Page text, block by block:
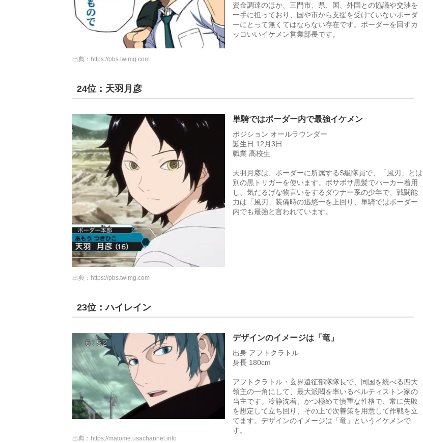
資金調達のほか、三門市、県、国、外国との協議や交渉を
一手に担っており、国や市から支援を受けていないボーダ
ーにとって無くてはならない存在です。ボーダーを回すカ
ッコいいイケメン営業部長です。
出典： https://pbs.twimg.com
24位：天羽月彦
単騎ではボーダー内で最強イケメン
ポジション オールラウンダー
誕生日 12月3日
職業 高校生
天羽月彦は、ボーダーに所属するS級隊員で、「風刃」とは
別の黒トリガーを使います。ボサボサ黒髪でパーカー着用
し、気だるげな物言いをするダウナー系の少年で、戦闘能
力は「風刃」装備時の迅悠一を上回り、単騎ではボーダー
内でも最強と言われています。
出典： https://pbs.twimg.com
23位：ハイレイン
デザインのイメージは「竜」
出身 アフトクラトル
身長 180cm
アフトクラトル・玄界遠征部隊隊長で、同国を統べる四大
領主の一角にして、最大派閥を率いるベルティストン家の
当主です。冷静沈着、かつ極めて慎重な性格で、常に失敗
を想定して立ち回り、その上で次善策を用意して作戦を立
てます。デザインのイメージは「竜」というイケメンで
す。
出典： https://matome.usachannel.info